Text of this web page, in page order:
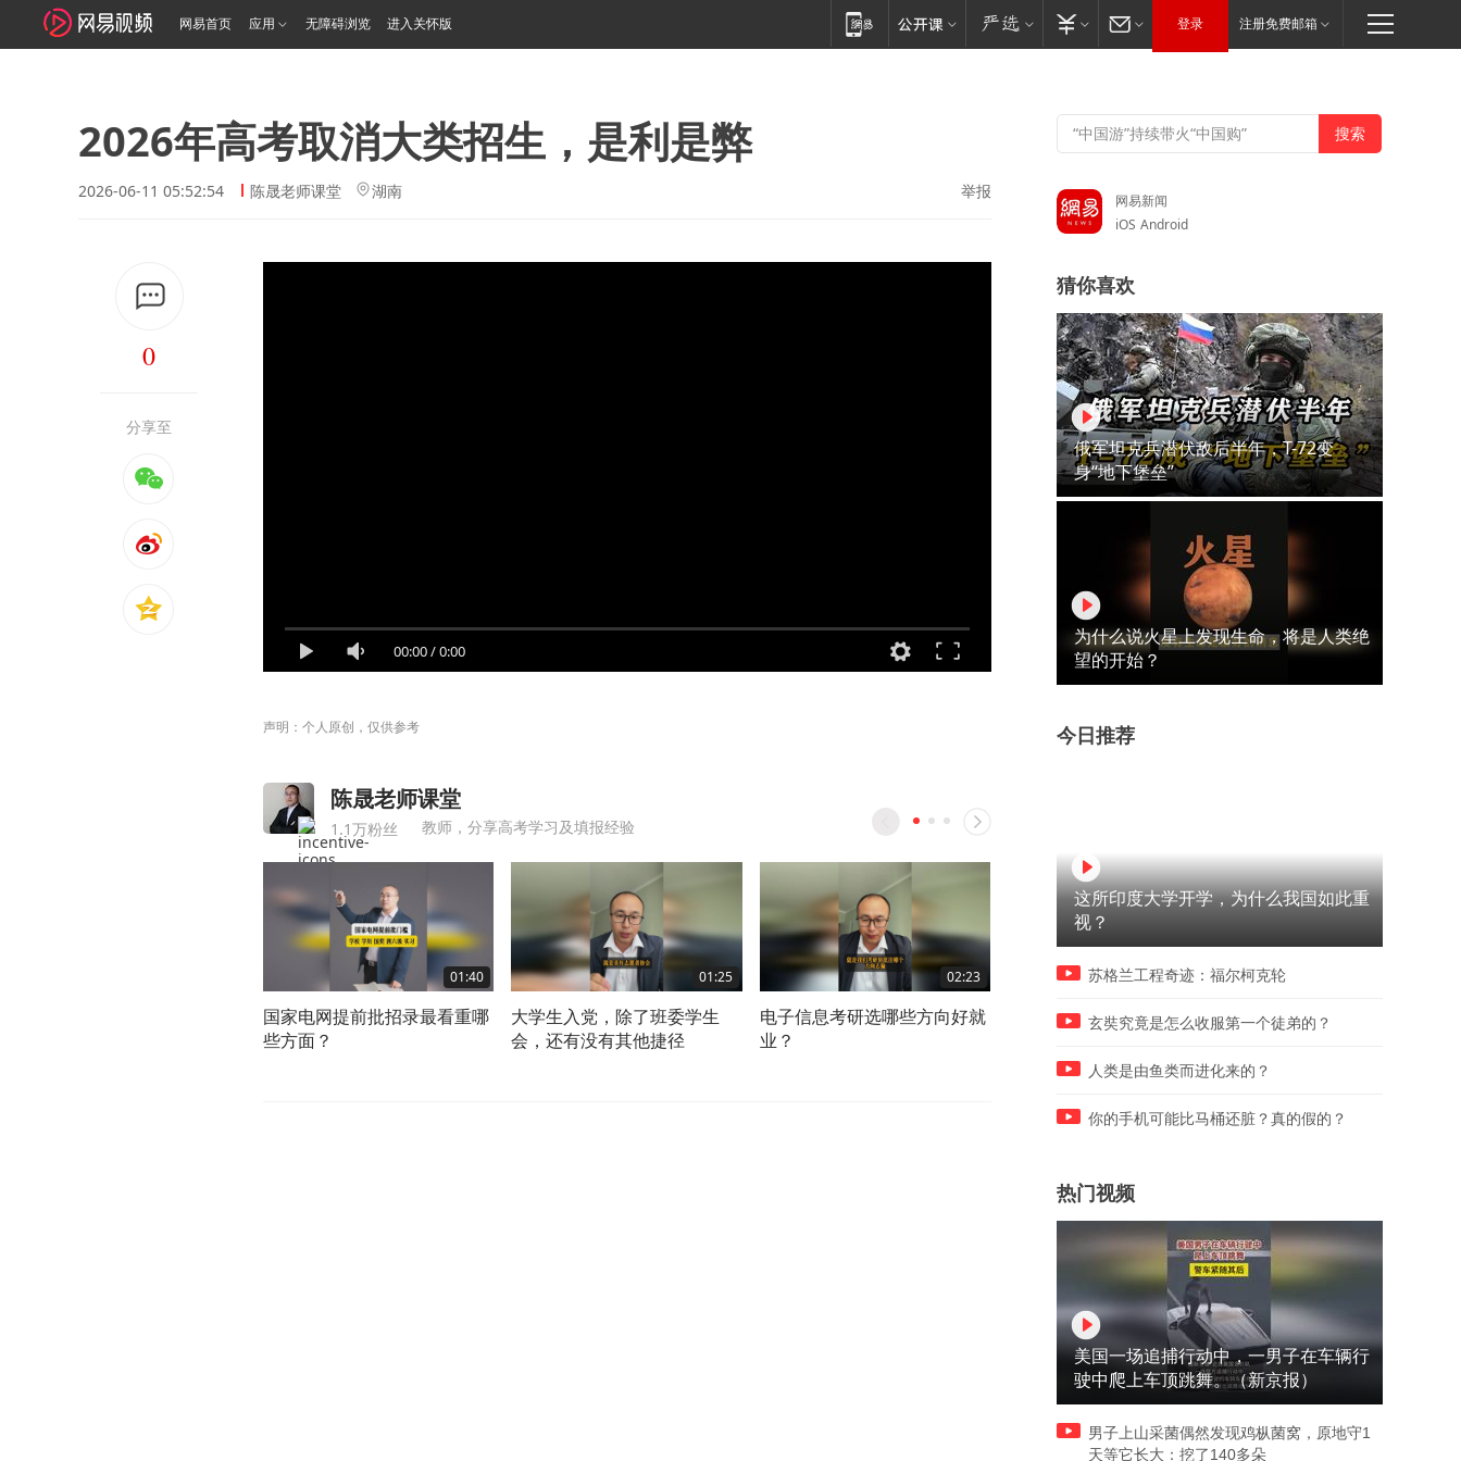
网易首页 应用 无障碍浏览 进入关怀版 登录 注册免费邮箱
2026年高考取消大类招生，是利是弊
2026-06-11 05:52:54 陈晟老师课堂 湖南 举报
0
分享至
00:00/0:00
声明：个人原创，仅供参考
陈晟老师课堂
1.1万粉丝 教师，分享高考学习及填报经验
01:40
国家电网提前批招录最看重哪
些方面？
01:25
大学生入党，除了班委学生
会，还有没有其他捷径
02:23
电子信息考研选哪些方向好就
业？
01:36
大学转专业需要什么条件？
大二保研如何规划？保研如
网易新闻
iOS Android
猜你喜欢
俄军坦克兵潜伏敌后半年，T-72变
身“地下堡垒”
为什么说火星上发现生命，将是人类绝
望的开始？
今日推荐
这所印度大学开学，为什么我国如此重
视？
苏格兰工程奇迹：福尔柯克轮
玄奘究竟是怎么收服第一个徒弟的？
人类是由鱼类而进化来的？
你的手机可能比马桶还脏？真的假的？
热门视频
美国一场追捕行动中，一男子在车辆行
驶中爬上车顶跳舞。（新京报）
男子上山采菌偶然发现鸡枞菌窝，原地守1
天等它长大：挖了140多朵